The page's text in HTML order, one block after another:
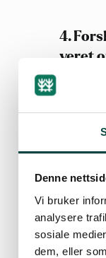
Denne
Vi bruker
analysere
sosiale
dem, eller
4.
veret
Det
sikt
i
lengre
at det